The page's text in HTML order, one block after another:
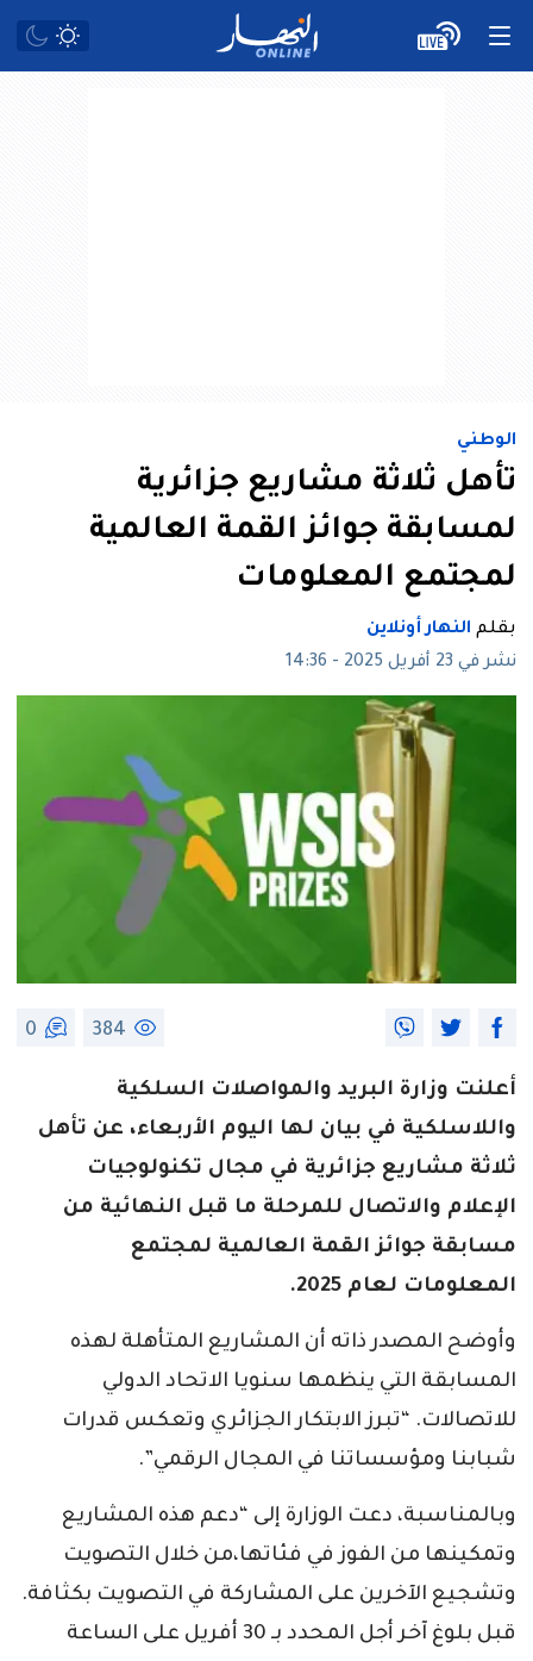
الوطني
تأهل ثلاثة مشاريع جزائرية
لمسابقة جوائز القمة العالمية
لمجتمع المعلومات
بقلم النهار أونلاين
نشر في 23 أفريل 2025 - 14:36
384
0
أعلنت وزارة البريد والمواصلات السلكية
واللاسلكية في بيان لها اليوم الأربعاء، عن تأهل
ثلاثة مشاريع جزائرية في مجال تكنولوجيات
الإعلام والاتصال للمرحلة ما قبل النهائية من
مسابقة جوائز القمة العالمية لمجتمع
المعلومات لعام 2025.
وأوضح المصدر ذاته أن المشاريع المتأهلة لهذه
المسابقة التي ينظمها سنويا الاتحاد الدولي
للاتصالات. “تبرز الابتكار الجزائري وتعكس قدرات
شبابنا ومؤسساتنا في المجال الرقمي”.
وبالمناسبة، دعت الوزارة إلى “دعم هذه المشاريع
وتمكينها من الفوز في فئاتها،من خلال التصويت
وتشجيع الآخرين على المشاركة في التصويت بكثافة.
قبل بلوغ آخر أجل المحدد بـ 30 أفريل على الساعة